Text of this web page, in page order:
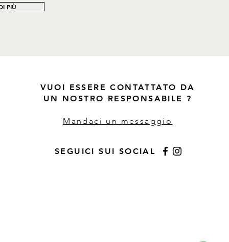
PIÙ
VUOI ESSERE CONTATTATO DA
UN NOSTRO RESPONSABILE ?
Mandaci un messaggio
SEGUICI SUI SOCIAL